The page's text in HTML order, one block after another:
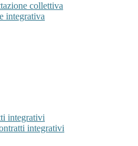
collettiva
integrativa
integrativi
integrativi